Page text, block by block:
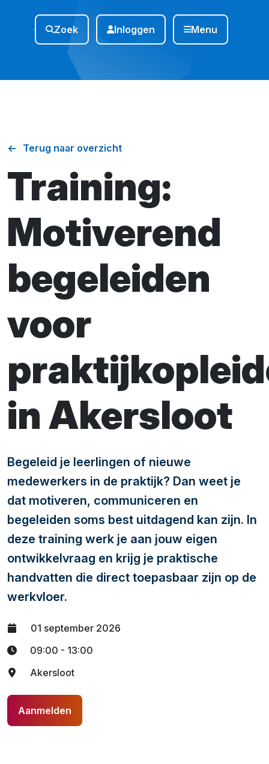
Zoek Inloggen Menu
Terug naar overzicht
Training:
Motiverend
begeleiden
voor
in Akersloot
Begeleid je leerlingen of nieuwe
medewerkers in de praktijk? Dan weet je
dat motiveren, communiceren en
begeleiden soms best uitdagend kan zijn. In
deze training werk je aan jouw eigen
ontwikkelvraag en krijg je praktische
handvatten die direct toepasbaar zijn op de
werkvloer.
01 september 2026
09:00 - 13:00
Akersloot
Aanmelden